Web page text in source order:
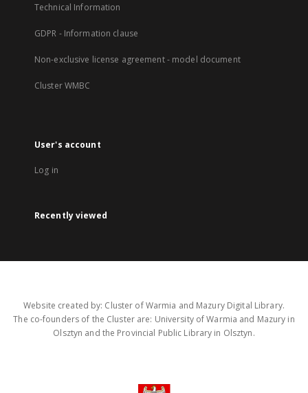
Technical Information
GDPR - Information clause
Non-exclusive license agreement - model document
Cluster WMBC
User's account
Log in
Recently viewed
Website created by: Cluster of Warmia and Mazury Digital Library.
The co-founders of the Cluster are: University of Warmia and Mazury in
Olsztyn and the Provincial Public Library in Olsztyn.